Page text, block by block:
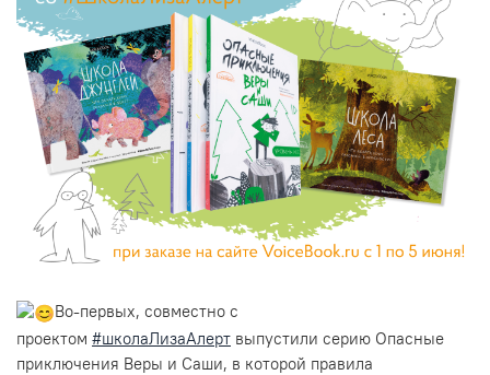
Во-первых, совместно с
проектом #школаЛизаАлерт выпустили серию Опасные
приключения Веры и Саши, в которой правила